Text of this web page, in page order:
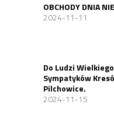
OBCHODY DNIA
2024-11-11
Do Ludzi
Sympatyków
Pilchowice.
2024-11-15